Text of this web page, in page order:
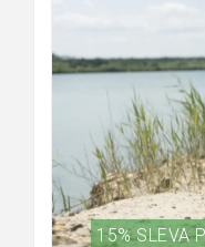
15% SLEVA